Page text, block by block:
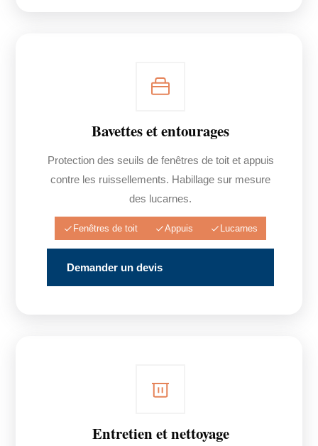
Bavettes et entourages
Protection des seuils de fenêtres de toit et appuis
contre les ruissellements. Habillage sur mesure
des lucarnes.
Fenêtres de toit Appuis Lucarnes
Demander un devis
Entretien et nettoyage